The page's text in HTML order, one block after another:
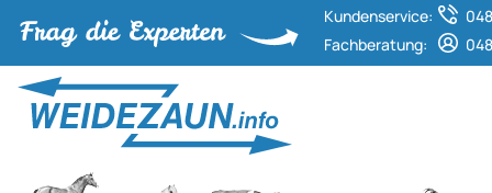
Kundenservice:
Fachberatung: